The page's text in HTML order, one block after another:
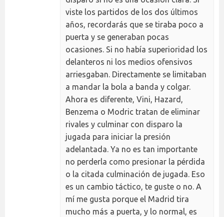
viste los partidos de los dos últimos
años, recordarás que se tiraba poco a
puerta y se generaban pocas
ocasiones. Si no había superioridad los
delanteros ni los medios ofensivos
arriesgaban. Directamente se limitaban
a mandar la bola a banda y colgar.
Ahora es diferente, Vini, Hazard,
Benzema o Modric tratan de eliminar
rivales y culminar con disparo la
jugada para iniciar la presión
adelantada. Ya no es tan importante
no perderla como presionar la pérdida
o la citada culminación de jugada. Eso
es un cambio táctico, te guste o no. A
mí me gusta porque el Madrid tira
mucho más a puerta, y lo normal, es